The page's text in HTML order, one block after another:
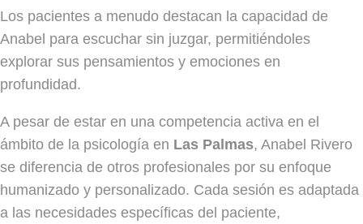
Los pacientes a menudo destacan la capacidad de
Anabel para escuchar sin juzgar, permitiéndoles
explorar sus pensamientos y emociones en
profundidad.
A pesar de estar en una competencia activa en el
ámbito de la psicología en Las Palmas, Anabel Rivero
se diferencia de otros profesionales por su enfoque
humanizado y personalizado. Cada sesión es adaptada
a las necesidades específicas del paciente,